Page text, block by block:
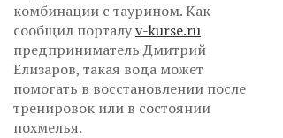
комбинации с таурином. Как
сообщил порталуv-kurse.ru
предприниматель Дмитрий
Елизаров, такая вода может
помогать в восстановлении после
тренировок или в состоянии
похмелья.